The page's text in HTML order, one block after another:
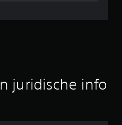
l
b
juridische info